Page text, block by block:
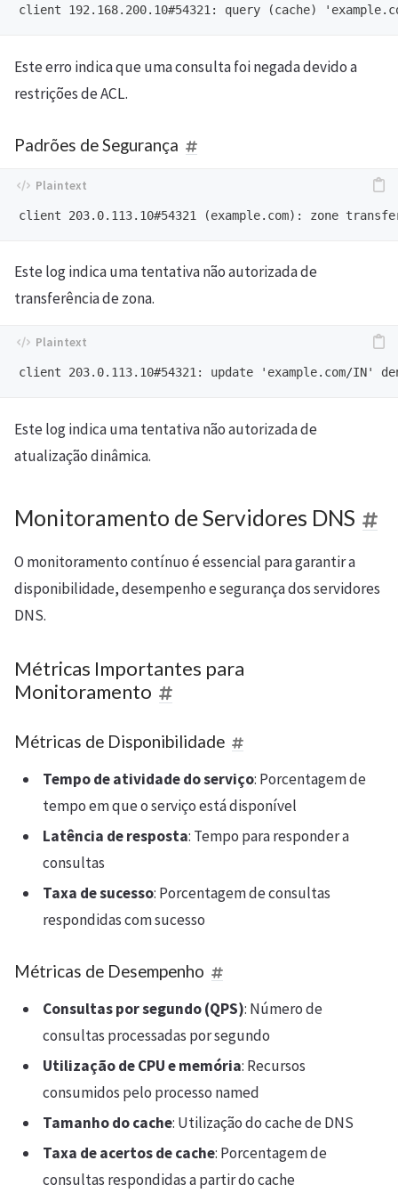
Este erro indica que uma consulta foi negada devido a
restrições de ACL.
Padrões de Segurança
Este log indica uma tentativa não autorizada de
transferência de zona.
Este log indica uma tentativa não autorizada de
atualização dinâmica.
Monitoramento de Servidores DNS
O monitoramento contínuo é essencial para garantir a
disponibilidade, desempenho e segurança dos servidores
DNS.
Métricas Importantes para
Monitoramento
Métricas de Disponibilidade
Tempo de atividade do serviço: Porcentagem de
tempo em que o serviço está disponível
Latência de resposta: Tempo para responder a
consultas
Taxa de sucesso: Porcentagem de consultas
respondidas com sucesso
Métricas de Desempenho
Consultas por segundo (QPS): Número de
consultas processadas por segundo
Utilização de CPU e memória: Recursos
consumidos pelo processo named
Tamanho do cache: Utilização do cache de DNS
Taxa de acertos de cache: Porcentagem de
consultas respondidas a partir do cache